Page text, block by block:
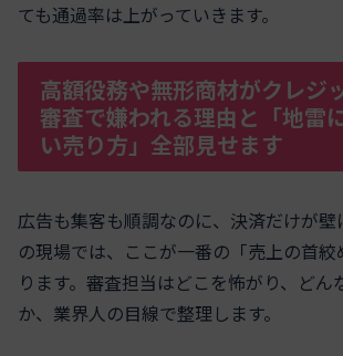
ても通過率は上がっていきます。
高額役務や無形商材がクレジ
審査で嫌われる理由と「地雷
い売り方」全部見せます
広告も集客も順調なのに、決済だけが
の現場では、ここが一番の「売上の首
ります。審査担当はどこを怖がり、どん
か、業界人の目線で整理します。